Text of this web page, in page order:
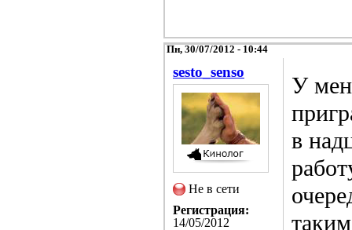
Пн, 30/07/2012 - 10:44
sesto_senso
Не в сети
Регистрация:
14/05/2012
У
в